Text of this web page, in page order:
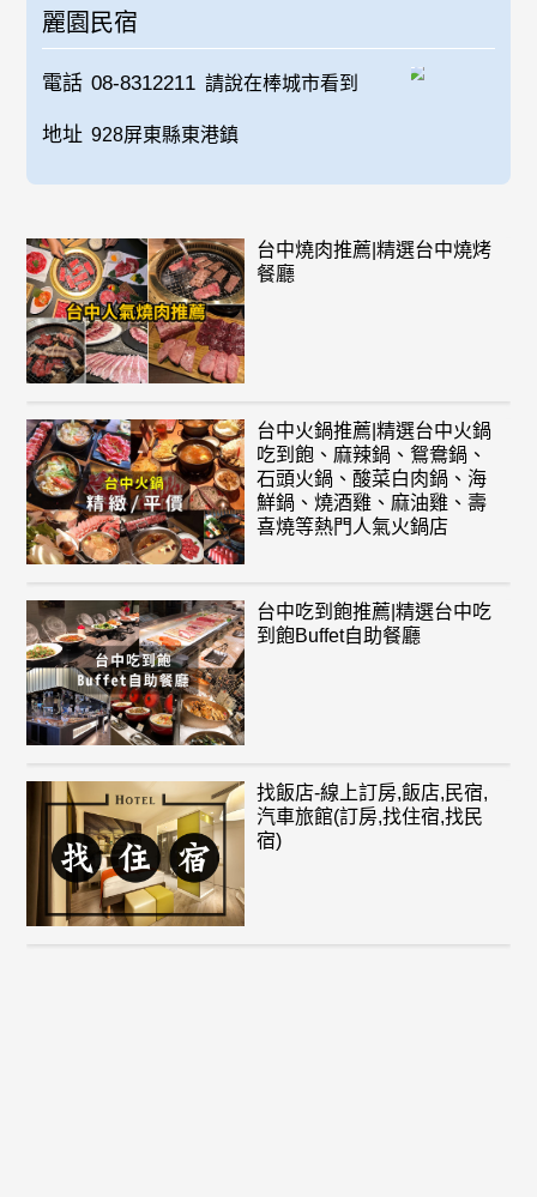
麗園民宿
電話 08-8312211 請說在棒城市看到
地址 928屏東縣東港鎮
台中燒肉推薦|精選台中燒烤
餐廳
台中火鍋推薦|精選台中火鍋
吃到飽、麻辣鍋、鴛鴦鍋、
石頭火鍋、酸菜白肉鍋、海
鮮鍋、燒酒雞、麻油雞、壽
喜燒等熱門人氣火鍋店
台中吃到飽推薦|精選台中吃
到飽Buffet自助餐廳
找飯店-線上訂房,飯店,民宿,
汽車旅館(訂房,找住宿,找民
宿)